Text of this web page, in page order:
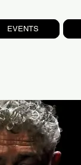
EVENTS